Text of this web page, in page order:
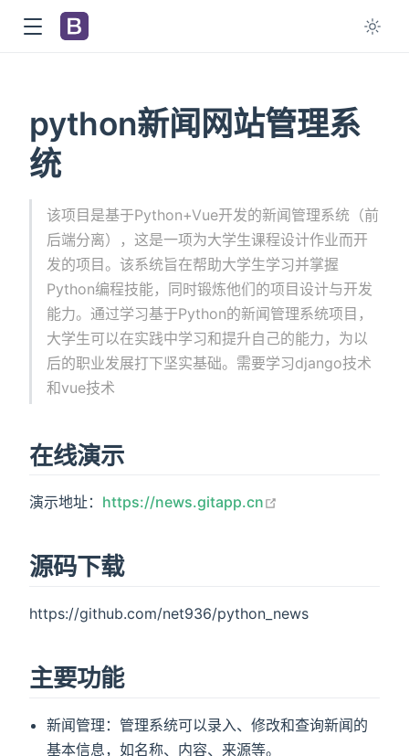
python新闻网站管理系
统
该项目是基于Python+Vue开发的新闻管理系统（前
后端分离），这是一项为大学生课程设计作业而开
发的项目。该系统旨在帮助大学生学习并掌握
Python编程技能，同时锻炼他们的项目设计与开发
能力。通过学习基于Python的新闻管理系统项目，
大学生可以在实践中学习和提升自己的能力，为以
后的职业发展打下坚实基础。需要学习django技术
和vue技术
在线演示
演示地址： https://news.gitapp.cn
源码下载
https://github.com/net936/python_news
主要功能
新闻管理：管理系统可以录入、修改和查询新闻的
基本信息，如名称、内容、来源等。